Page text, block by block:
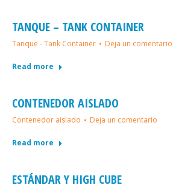
TANQUE – TANK CONTAINER
Tanque - Tank Container Deja un comentario
Read more
CONTENEDOR AISLADO
Contenedor aislado Deja un comentario
Read more
ESTÁNDAR Y HIGH CUBE